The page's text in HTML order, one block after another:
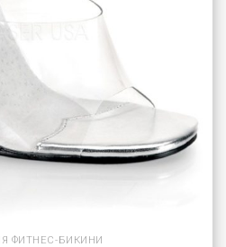
ФИТНЕС-БИКИНИ